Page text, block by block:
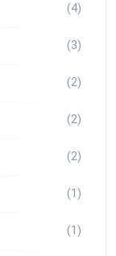
(4)
(3)
(2)
(2)
(2)
(1)
(1)